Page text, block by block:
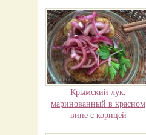
Крымский лук,
маринованный в красном
вине с корицей